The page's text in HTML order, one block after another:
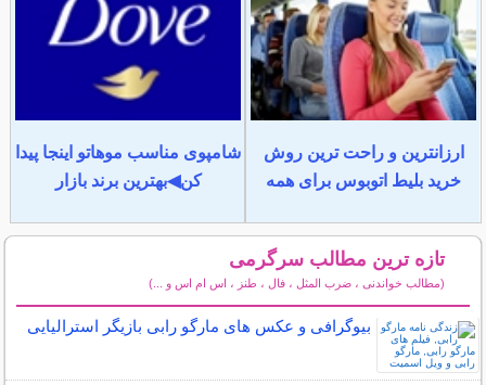
ارزانترین و راحت ترین روش
خرید بلیط اتوبوس برای همه
شامپوی مناسب موهاتو اینجا پیدا
کن◀بهترین برند بازار
تازه ترین مطالب سرگرمی
(مطالب خواندنی ، ضرب المثل ، فال ، طنز ، اس ام اس و ...)
بیوگرافی و عکس های مارگو رابی بازیگر استرالیایی